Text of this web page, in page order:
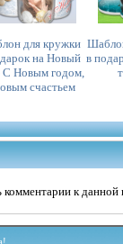
для кружки
на Новый
С Новым годом,
счастьем
в
комментарии к